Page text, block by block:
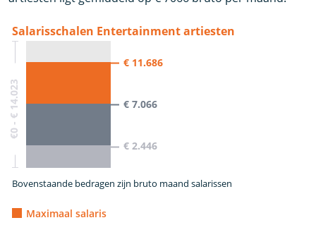
Salarisschalen Entertainment artiesten
€0 - € 14.023
€ 11.686
€ 7.066
€ 2.446
Bovenstaande bedragen zijn bruto maand salarissen
Maximaal salaris